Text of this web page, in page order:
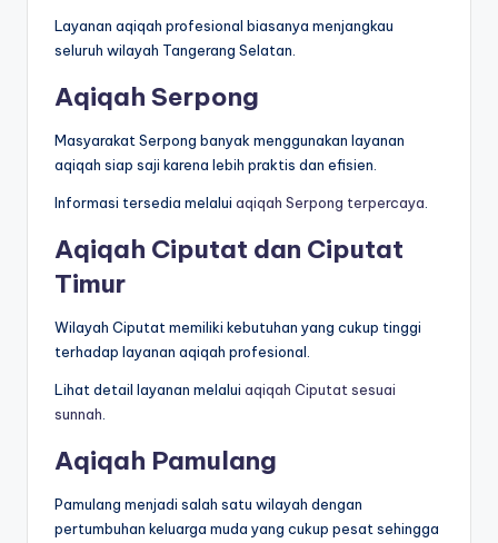
Layanan aqiqah profesional biasanya menjangkau
seluruh wilayah Tangerang Selatan.
Aqiqah Serpong
Masyarakat Serpong banyak menggunakan layanan
aqiqah siap saji karena lebih praktis dan efisien.
Informasi tersedia melalui aqiqah Serpong terpercaya
Aqiqah Ciputat dan Ciputat
Timur
Wilayah Ciputat memiliki kebutuhan yang cukup tinggi
terhadap layanan aqiqah profesional.
Lihat detail layanan melalui aqiqah Ciputat sesuai
sunnah
Aqiqah Pamulang
Pamulang menjadi salah satu wilayah dengan
pertumbuhan keluarga muda yang cukup pesat sehingga